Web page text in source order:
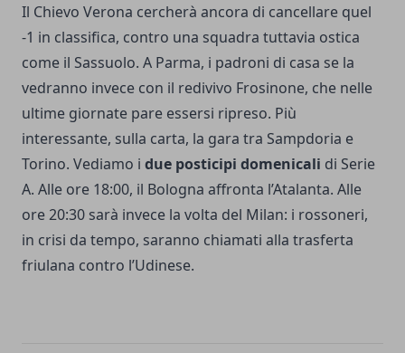
Il Chievo Verona cercherà ancora di cancellare quel
-1 in classifica, contro una squadra tuttavia ostica
come il Sassuolo. A Parma, i padroni di casa se la
vedranno invece con il redivivo Frosinone, che nelle
ultime giornate pare essersi ripreso. Più
interessante, sulla carta, la gara tra Sampdoria e
Torino. Vediamo i due posticipi domenicali di Serie
A. Alle ore 18:00, il Bologna affronta l’Atalanta. Alle
ore 20:30 sarà invece la volta del Milan: i rossoneri,
in crisi da tempo, saranno chiamati alla trasferta
friulana contro l’Udinese.